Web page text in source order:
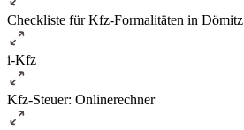
Checkliste für Kfz-Formalitäten in Dömitz
i-Kfz
Kfz-Steuer: Onlinerechner